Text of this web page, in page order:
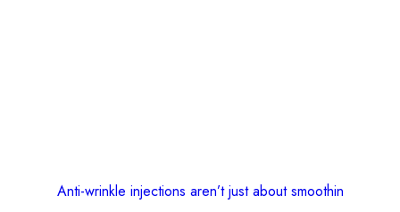
Anti-wrinkle injections aren’t just about smoothin